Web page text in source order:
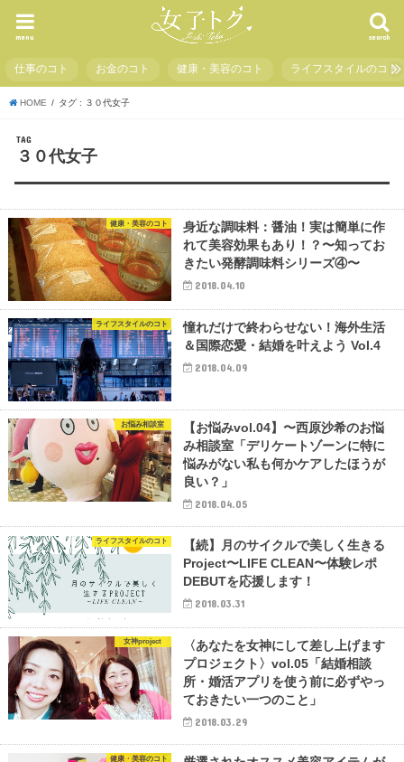
search
menu
仕事のコト お金のコト 健康・美容のコト ライフスタイルのコト
HOME タグ : ３０代女子
TAG
３０代女子
健康・美容のコト
身近な調味料：醤油！実は簡単に作
れて美容効果もあり！？〜知ってお
きたい発酵調味料シリーズ④〜
2018.04.10
ライフスタイルのコト
憧れだけで終わらせない！海外生活
＆国際恋愛・結婚を叶えよう Vol.4
2018.04.09
お悩み相談室
【お悩みvol.04】〜西原沙希のお悩
み相談室「デリケートゾーンに特に
悩みがない私も何かケアしたほうが
良い？」
2018.04.05
ライフスタイルのコト
【続】月のサイクルで美しく生きる
Project〜LIFE CLEAN〜体験レポ
DEBUTを応援します！
2018.03.31
女神project
〈あなたを女神にして差し上げます
プロジェクト〉vol.05「結婚相談
所・婚活アプリを使う前に必ずやっ
ておきたい一つのこと」
2018.03.29
健康・美容のコト